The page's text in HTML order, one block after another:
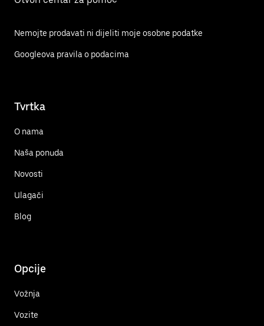
Nemojte prodavati ni dijeliti moje osobne podatke
Googleova pravila o podacima
Tvrtka
O nama
Naša ponuda
Novosti
Ulagači
Blog
Opcije
Vožnja
Vozite